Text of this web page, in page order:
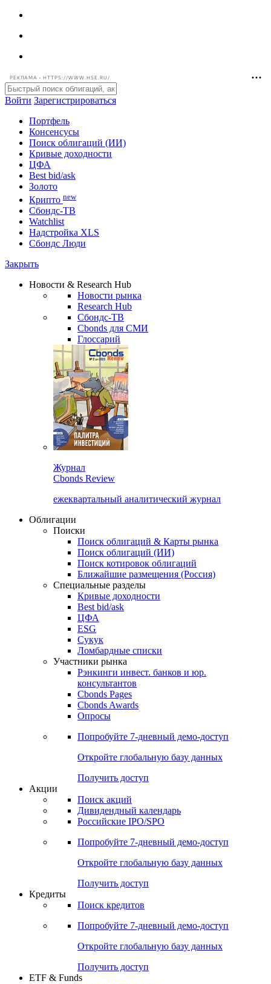
РЕКЛАМА • HTTPS://WWW.HSE.RU/
Войти Зарегистрироваться
Портфель
Консенсусы
Поиск облигаций (ИИ)
Кривые доходности
ЦФА
Best bid/ask
Золото
Крипто new
Watchlist
Сбондс Люди
Новости & Research Hub
Новости рынка
Research Hub
Сбондс-ТВ
Cbonds для СМИ
Глоссарий
Cbonds Review
ежеквартальный аналитический журнал
Облигации
Поиски
Поиск облигаций & Карты рынка
Поиск облигаций (ИИ)
Поиск котировок облигаций
Ближайшие размещения (Россия)
Специальные разделы
Кривые доходности
Best bid/ask
ЦФА
ESG
Сукук
Ломбардные списки
Участники рынка
Рэнкинги инвест. банков и юр.
Cbonds Pages
Опросы
Попробуйте7-дневный
Откройте глобальную базу данных
Получить доступ
Поиск акций
Российские IPO/SPO
Попробуйте7-дневный
Откройте глобальную базу данных
Получить доступ
Поиск кредитов
Попробуйте7-дневный